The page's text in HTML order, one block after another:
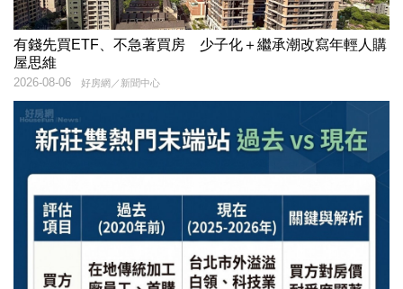
有錢先買ETF、不急著買房 少子化＋繼承潮改寫年輕人購
屋思維
好房網／新聞中心
2026-08-06